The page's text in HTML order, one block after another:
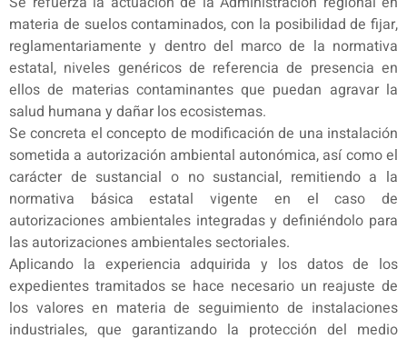
materia de suelos contaminados, con la posibilidad de fijar,
reglamentariamente y dentro del marco de la normativa
estatal, niveles genéricos de referencia de presencia en
ellos de materias contaminantes que puedan agravar la
salud humana y dañar los ecosistemas.
Se concreta el concepto de modificación de una instalación
sometida a autorización ambiental autonómica, así como el
carácter de sustancial o no sustancial, remitiendo a la
normativa básica estatal vigente en el caso de
autorizaciones ambientales integradas y definiéndolo para
las autorizaciones ambientales sectoriales.
Aplicando la experiencia adquirida y los datos de los
expedientes tramitados se hace necesario un reajuste de
los valores en materia de seguimiento de instalaciones
industriales, que garantizando la protección del medio